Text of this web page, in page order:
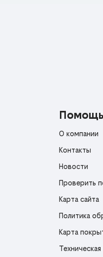
Помощь
О компании
Контакты
Новости
Проверить
Карта сайта
Политика
Карта